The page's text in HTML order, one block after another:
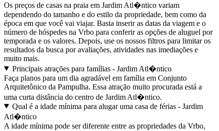
Os preços de casas na praia em Jardim Atl�ntico variam
dependendo do tamanho e do estilo da propriedade, bem como da
época em que você vai viajar. Basta inserir as datas da viagem e o
número de hóspedes na Vrbo para conferir as opções de aluguel por
temporada e os valores. Depois, use os nossos filtros para limitar os
resultados da busca por avaliações, atividades nas imediações e
muito mais.
Principais atrações para famílias - Jardim Atl�ntico
Faça planos para um dia agradável em família em Conjunto
Arquitetônico da Pampulha. Essa atração muito procurada está a
uma curta distância do centro de Jardim Atl�ntico.
Qual é a idade mínima para alugar uma casa de férias - Jardim
Atl�ntico
A idade mínima pode ser diferente entre as propriedades da Vrbo,